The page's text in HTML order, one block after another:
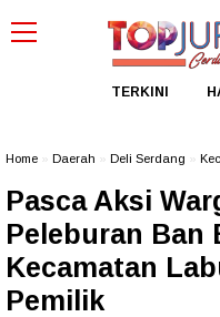
TERKINI
Home Daerah Deli Serdang
Pasca Aksi
Peleburan Ban
Kecamatan
Pemilik